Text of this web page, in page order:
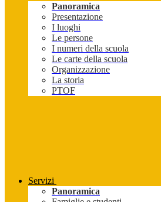
Panoramica
Presentazione
I luoghi
Le persone
I numeri della scuola
Le carte della scuola
Organizzazione
La storia
PTOF
Servizi
Panoramica